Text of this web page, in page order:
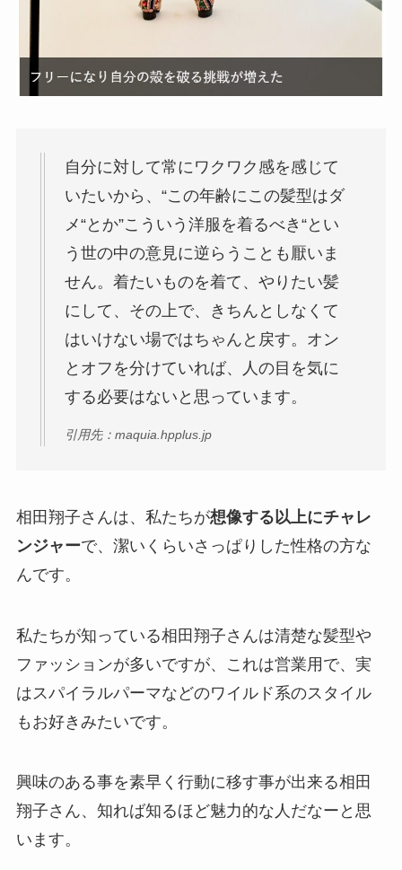
自分に対して常にワクワク感を感じて
いたいから、“この年齢にこの髪型はダ
メ“とか”こういう洋服を着るべき“とい
う世の中の意見に逆らうことも厭いま
せん。着たいものを着て、やりたい髪
にして、その上で、きちんとしなくて
はいけない場ではちゃんと戻す。オン
とオフを分けていれば、人の目を気に
する必要はないと思っています。
引用先：maquia.hpplus.jp
相田翔子さんは、私たちが想像する以上にチャレ
ンジャーで、潔いくらいさっぱりした性格の方な
んです。
私たちが知っている相田翔子さんは清楚な髪型や
ファッションが多いですが、これは営業用で、実
はスパイラルパーマなどのワイルド系のスタイル
もお好きみたいです。
興味のある事を素早く行動に移す事が出来る相田
翔子さん、知れば知るほど魅力的な人だなーと思
います。